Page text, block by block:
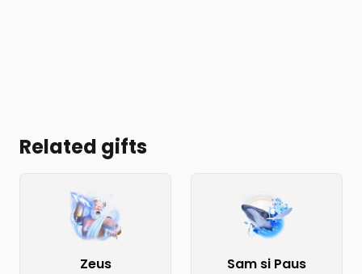
Related gifts
Zeus Sam si Paus